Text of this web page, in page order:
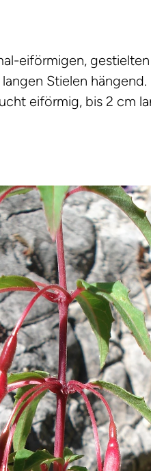
eiförmigen,
Stielen
eiförmig, bis 2 cm